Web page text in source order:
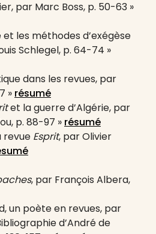
par Marc Boss, p. 50-63 »
et les méthodes d’exégèse
Schlegel, p. 64-74 »
dans les revues, par
» résumé
et la guerre d’Algérie, par
p. 88-97 » résumé
revue Esprit, par Olivier
, par François Albera,
un poète en revues, par
d’André de